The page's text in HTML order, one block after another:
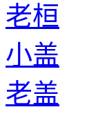
老桓
小盖
老盖